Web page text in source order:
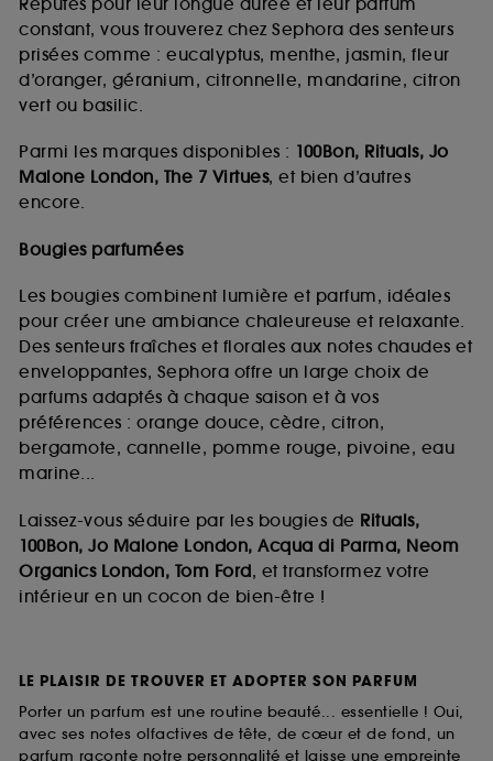
constant, vous trouverez chez Sephora des senteurs
prisées comme : eucalyptus, menthe, jasmin, fleur
d’oranger, géranium, citronnelle, mandarine, citron
vert ou basilic.
Parmi les marques disponibles : 100Bon, Rituals, Jo
Malone London, The 7 Virtues, et bien d’autres
encore.
Bougies parfumées
Les bougies combinent lumière et parfum, idéales
pour créer une ambiance chaleureuse et relaxante.
Des senteurs fraîches et florales aux notes chaudes et
enveloppantes, Sephora offre un large choix de
parfums adaptés à chaque saison et à vos
préférences : orange douce, cèdre, citron,
bergamote, cannelle, pomme rouge, pivoine, eau
marine...
Laissez-vous séduire par les bougies de Rituals,
100Bon, Jo Malone London, Acqua di Parma, Neom
Organics London, Tom Ford, et transformez votre
intérieur en un cocon de bien-être !
LE PLAISIR DE TROUVER ET ADOPTER SON PARFUM
Porter un parfum est une routine beauté... essentielle ! Oui,
avec ses notes olfactives de tête, de cœur et de fond, un
parfum raconte notre personnalité et laisse une empreinte